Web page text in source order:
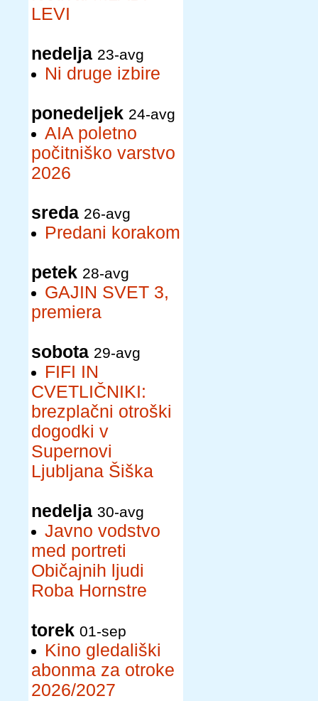
LEVI
nedelja 23-avg
Ni druge izbire
ponedeljek 24-avg
AIA poletno
počitniško varstvo
2026
sreda 26-avg
Predani korakom
petek 28-avg
GAJIN SVET 3,
premiera
sobota 29-avg
FIFI IN
CVETLIČNIKI:
brezplačni otroški
dogodki v
Supernovi
Ljubljana Šiška
nedelja 30-avg
Javno vodstvo
med portreti
Običajnih ljudi
Roba Hornstre
torek 01-sep
Kino gledališki
abonma za otroke
2026/2027